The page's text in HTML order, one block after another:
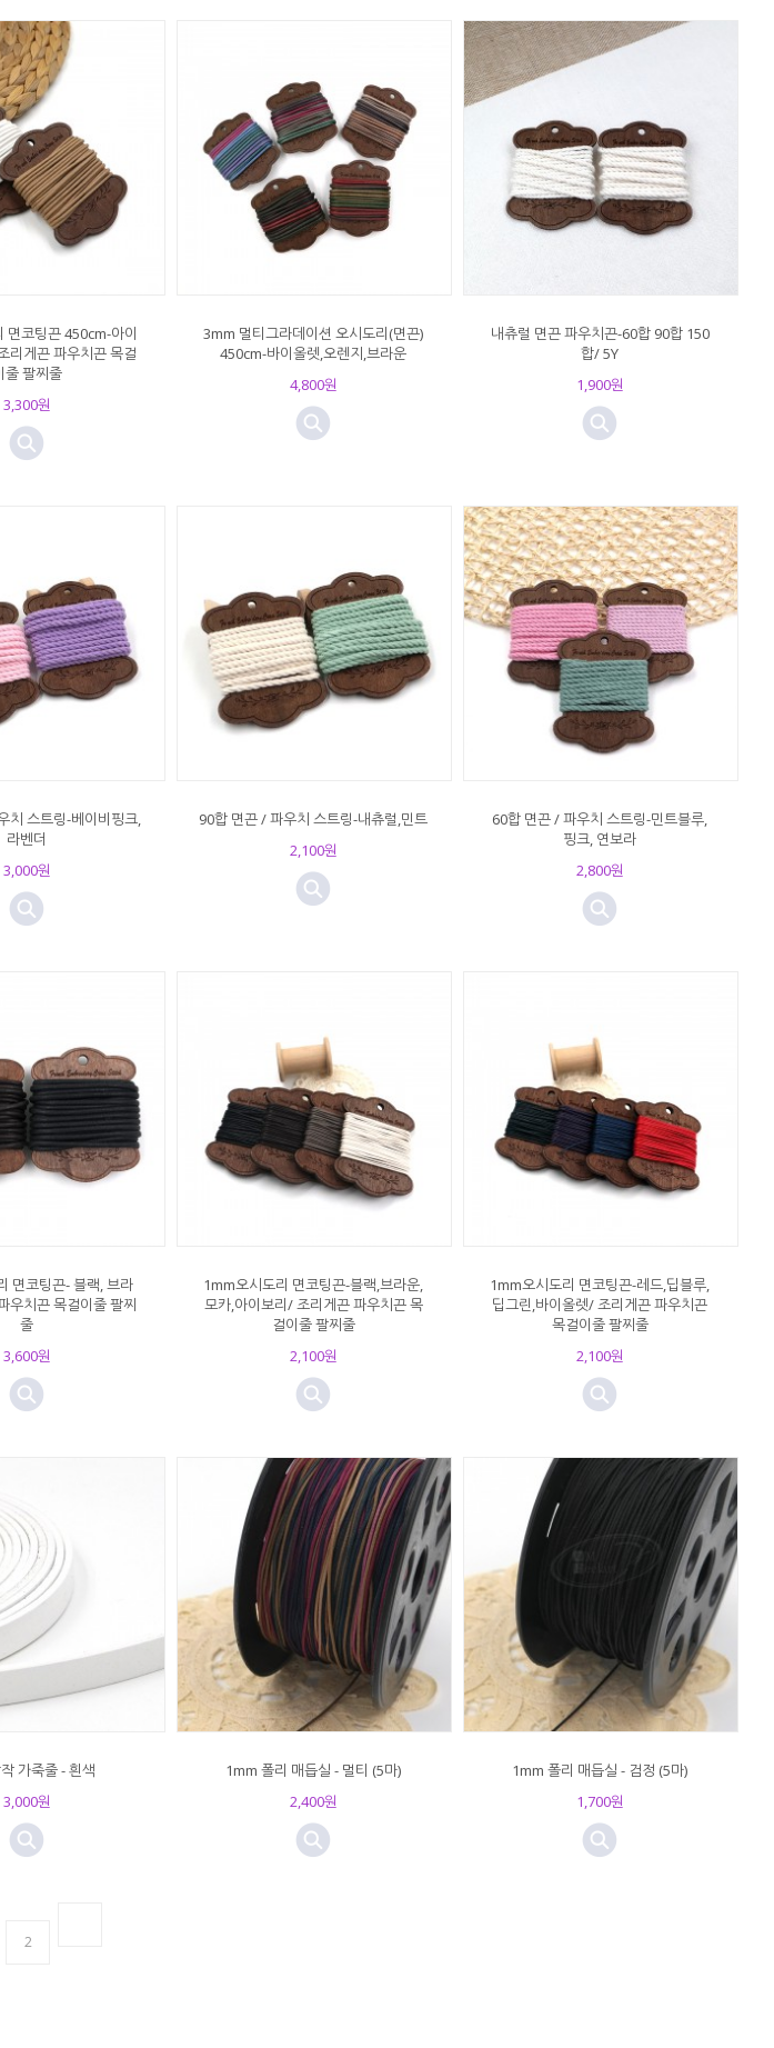
면코팅끈 450cm-아이
리게끈 파우치끈 목걸
줄 팔찌줄
3,300원
3mm 멀티그라데이션 오시도리(면끈)
450cm-바이올렛,오렌지,브라운
4,800원
내츄럴 면끈 파우치끈-60합 90합 150
합/ 5Y
1,900원
치 스트링-베이비핑크,
라벤더
3,000원
90합 면끈 / 파우치 스트링-내츄럴,민트
2,100원
60합 면끈 / 파우치 스트링-민트블루,
핑크, 연보라
2,800원
면코팅끈- 블랙, 브라
우치끈 목걸이줄 팔찌
줄
3,600원
1mm오시도리 면코팅끈-블랙,브라운,
모카,아이보리/ 조리게끈 파우치끈 목
걸이줄 팔찌줄
2,100원
1mm오시도리 면코팅끈-레드,딥블루,
딥그린,바이올렛/ 조리게끈 파우치끈
목걸이줄 팔찌줄
2,100원
가죽줄 - 흰색
3,000원
1mm 폴리 매듭실 - 멀티 (5마)
2,400원
1mm 폴리 매듭실 - 검정 (5마)
1,700원
2